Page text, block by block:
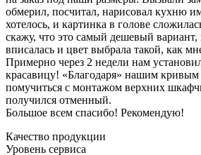
обмерил, посчитал, нарисовал кухню
хотелось, и картинка в голове
скажу, что это самый дешевый вариант,
вписалась и цвет выбрала такой, как
Примерно через 2 недели нам
красавицу! «Благодаря» нашим
помучиться с монтажом верхних
получился отменный.
Большое всем спасибо! Рекомендую!
Качество продукции
Уровень сервиса